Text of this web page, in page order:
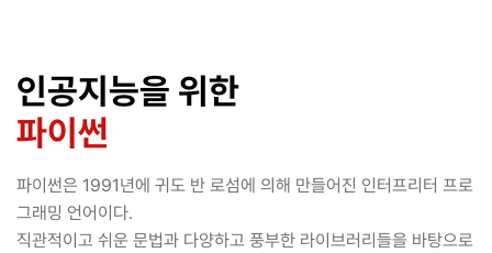
인공지능을 위한
파이썬
파이썬은 1991년에 귀도 반 로섬에 의해 만들어진 인터프리터 프로
그래밍 언어이다.
직관적이고 쉬운 문법과 다양하고 풍부한 라이브러리들을 바탕으로